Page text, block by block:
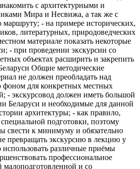
с архитектурными и
Мира и Несвижа, а так же с
- на примере исторических,
литературных, природоведческих
материале показать некоторые
- при проведении экскурсии со
объектах расширить и закрепить
Общие методические
не должен преобладать над
фоном для конкретных местных
- экскурсовод должен иметь большой
Беларуси и необходимые для данной
архитектуры; - как правило,
подготовки, поэтому
свести к минимуму и обязательно
превращать экскурсию в лекцию у
использовать различные приёмы
профессиональное
малоподготовленной и со